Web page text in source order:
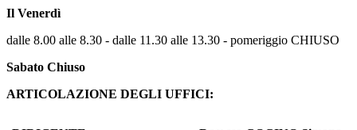
Il Venerdì
dalle 8.00 alle 8.30 - dalle 11.30 alle 13.30 - pomeriggio CHIUSO
Sabato Chiuso
ARTICOLAZIONE DEGLI UFFICI: